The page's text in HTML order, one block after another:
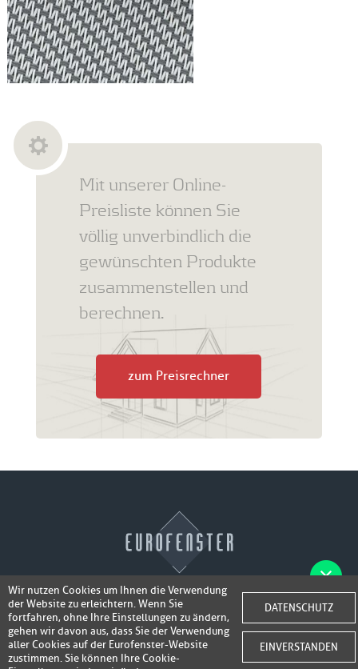
Wir nutzen Cookies um Ihnen die Verwendung
der Website zu erleichtern. Wenn Sie
fortfahren, ohne Ihre Einstellungen zu ändern,
gehen wir davon aus, dass Sie der Verwendung
aller Cookies auf der Eurofenster-Website
zustimmen. Sie können Ihre Cookie-
DATENSCHUTZ
EINVERSTANDEN
Fotos der Fenster/Elemente per WhatsApp
senden und ein Super-Angebotinkl. 50,-
bis 100,- EURGutschrift erhalten!
Mit unserer Online-
Preisliste können Sie
völlig unverbindlich die
gewünschten Produkte
zusammenstellen und
berechnen.
zum Preisrechner
© 2026 Eurofenster
Webdesign byWebidea Advance